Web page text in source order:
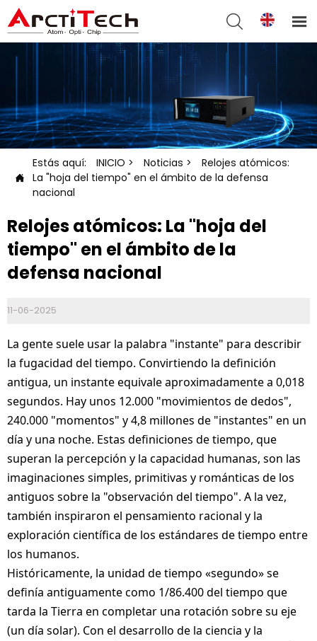
 

Estás aquí: INICIO > Noticias >
Relojes atómicos:
La "hoja del tiempo" en el ámbito de la defensa
nacional
Relojes atómicos: La "hoja del
tiempo" en el ámbito de la
defensa nacional
11-06-2025
La gente suele usar la palabra "instante" para describir
la fugacidad del tiempo. Convirtiendo la definición
antigua, un instante equivale aproximadamente a 0,018
segundos. Hay unos 12.000 "movimientos de dedos",
240.000 "momentos" y 4,8 millones de "instantes" en un
día y una noche. Estas definiciones de tiempo, que
superan la percepción y la capacidad humanas, son las
imaginaciones simples, primitivas y románticas de los
antiguos sobre la "observación del tiempo". A la vez,
también inspiraron el pensamiento racional y la
exploración científica de los estándares de tiempo entre
los humanos.
Históricamente, la unidad de tiempo «segundo» se
definía antiguamente como 1/86.400 del tiempo que
tarda la Tierra en completar una rotación sobre su eje
(un día solar). Con el desarrollo de la ciencia y la